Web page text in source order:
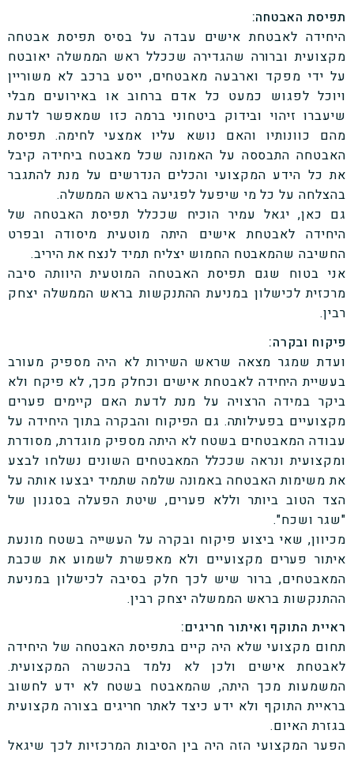
תפיסת האבטחה:
היחידה לאבטחת אישים עבדה על בסיס תפיסת אבטחה
מקצועית וברורה שהגדירה שככלל ראש הממשלה יאובטח
על ידי מפקד וארבעה מאבטחים, ייסע ברכב לא משוריין
ויוכל לפגוש כמעט כל אדם ברחוב או באירועים מבלי
שיעברו זיהוי ובידוק ביטחוני ברמה כזו שמאפשר לדעת
מהם כוונותיו והאם נושא עליו אמצעי לחימה. תפיסת
האבטחה התבססה על האמונה שכל מאבטח ביחידה קיבל
את כל הידע המקצועי והכלים הנדרשים על מנת להתגבר
בהצלחה על כל מי שיפעל לפגיעה בראש הממשלה.
גם כאן, יגאל עמיר הוכיח שככלל תפיסת האבטחה של
היחידה לאבטחת אישים היתה מוטעית מיסודה ובפרט
החשיבה שהמאבטח החמוש יצליח תמיד לנצח את היריב.
אני בטוח שגם תפיסת האבטחה המוטעית היוותה סיבה
מרכזית לכישלון במניעת ההתנקשות בראש הממשלה יצחק
רבין.
פיקוח ובקרה:
ועדת שמגר מצאה שראש השירות לא היה מספיק מעורב
בעשיית היחידה לאבטחת אישים וכחלק מכך, לא פיקח ולא
ביקר במידה הרצויה על מנת לדעת האם קיימים פערים
מקצועיים בפעילותה. גם הפיקוח והבקרה בתוך היחידה על
עבודה המאבטחים בשטח לא היתה מספיק מוגדרת, מסודרת
ומקצועית ונראה שככלל המאבטחים השונים נשלחו לבצע
את משימות האבטחה באמונה שלמה שתמיד יבצעו אותה על
הצד הטוב ביותר וללא פערים, שיטת הפעלה בסגנון של
"שגר ושכח".
מכיוון, שאי ביצוע פיקוח ובקרה על העשייה בשטח מונעת
איתור פערים מקצועיים ולא מאפשרת לשמוע את שכבת
המאבטחים, ברור שיש לכך חלק בסיבה לכישלון במניעת
ההתנקשות בראש הממשלה יצחק רבין.
ראיית התוקף ואיתור חריגים:
תחום מקצועי שלא היה קיים בתפיסת האבטחה של היחידה
לאבטחת אישים ולכן לא נלמד בהכשרה המקצועית.
המשמעות מכך היתה, שהמאבטח בשטח לא ידע לחשוב
בראיית התוקף ולא ידע כיצד לאתר חריגים בצורה מקצועית
בגזרת האיום.
הפער המקצועי הזה היה בין הסיבות המרכזיות לכך שיגאל